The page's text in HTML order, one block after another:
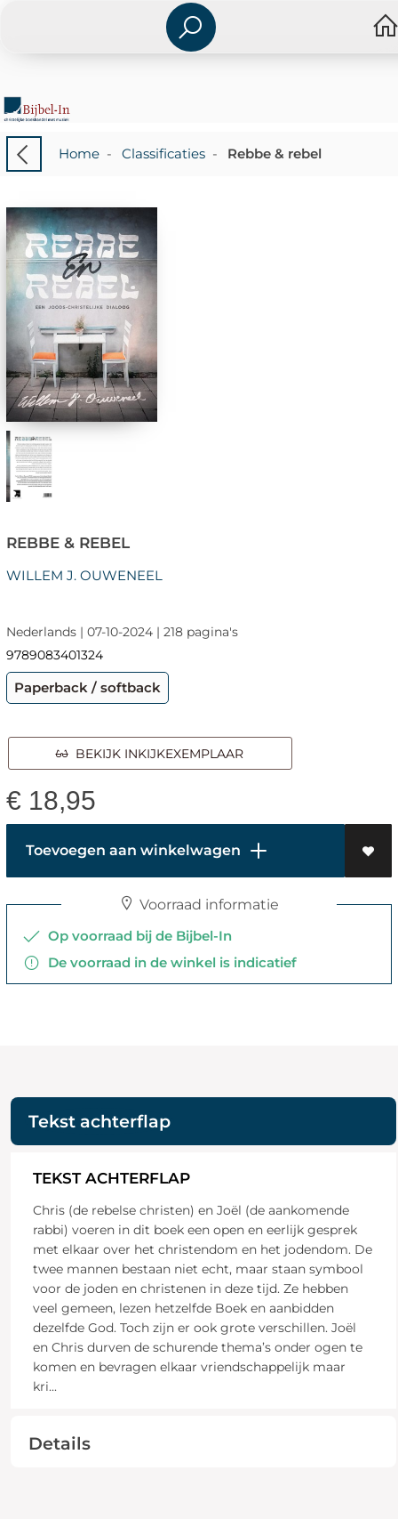
Home- Classificaties- Rebbe & rebel
REBBE & REBEL
WILLEM J. OUWENEEL
Nederlands | 07-10-2024 | 218 pagina's
9789083401324
Paperback / softback
BEKIJK INKIJKEXEMPLAAR
€ 18,95
Toevoegen aan winkelwagen
Voorraad informatie
Op voorraad bij de Bijbel-In
De voorraad in de winkel is indicatief
Tekst achterflap
TEKST ACHTERFLAP
Chris (de rebelse christen) en Joël (de aankomende
rabbi) voeren in dit boek een open en eerlijk gesprek
met elkaar over het christendom en het jodendom. De
twee mannen bestaan niet echt, maar staan symbool
voor de joden en christenen in deze tijd. Ze hebben
veel gemeen, lezen hetzelfde Boek en aanbidden
dezelfde God. Toch zijn er ook grote verschillen. Joël
en Chris durven de schurende thema’s onder ogen te
komen en bevragen elkaar vriendschappelijk maar
kri...
Details